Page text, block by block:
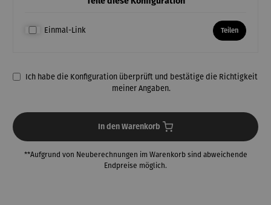
Einmal-Link Teilen
Ich habe die Konfiguration überprüft und bestätige die Richtigkeit
meiner Angaben.
In den Warenkorb
**Aufgrund von Neuberechnungen im Warenkorb sind abweichende
Endpreise möglich.